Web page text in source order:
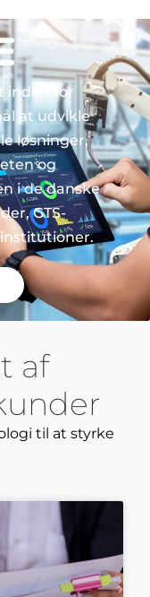
inden for
at udvikle
løsninger,
og
i de danske
GTS-
af
til at styrke